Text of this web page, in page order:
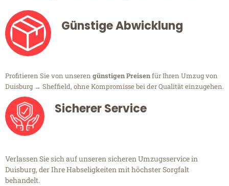
Günstige Abwicklung
Profitieren Sie von unseren günstigen Preisenfür Ihren Umzug von
Duisburg → Sheffield, ohne Kompromisse bei der Qualität einzugehen.
Sicherer Service
Verlassen Sie sich auf unseren sicheren Umzugsservice in
Duisburg, der Ihre Habseligkeiten mit höchster Sorgfalt
behandelt.